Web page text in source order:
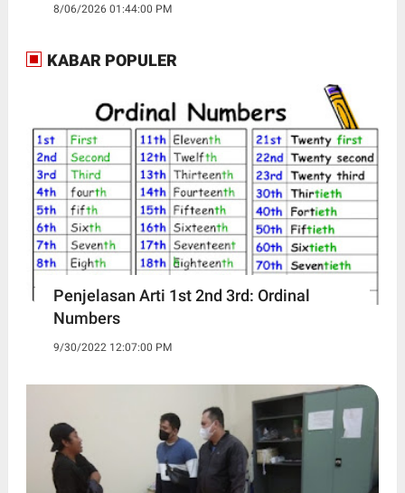
8/06/2026 01:44:00 PM
KABAR POPULER
Penjelasan Arti 1st 2nd 3rd: Ordinal
Numbers
9/30/2022 12:07:00 PM